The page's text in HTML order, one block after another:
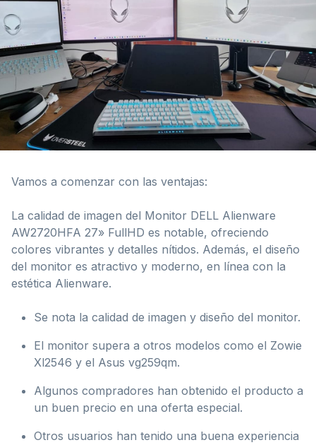
Vamos a comenzar con las ventajas:
La calidad de imagen del Monitor DELL Alienware
AW2720HFA 27» FullHD es notable, ofreciendo
colores vibrantes y detalles nítidos. Además, el diseño
del monitor es atractivo y moderno, en línea con la
estética Alienware.
Se nota la calidad de imagen y diseño del monitor.
El monitor supera a otros modelos como el Zowie
Xl2546 y el Asus vg259qm.
Algunos compradores han obtenido el producto a
un buen precio en una oferta especial.
Otros usuarios han tenido una buena experiencia